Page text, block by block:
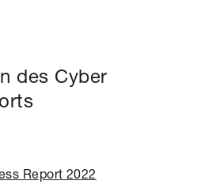
des Cyber
Report 2022